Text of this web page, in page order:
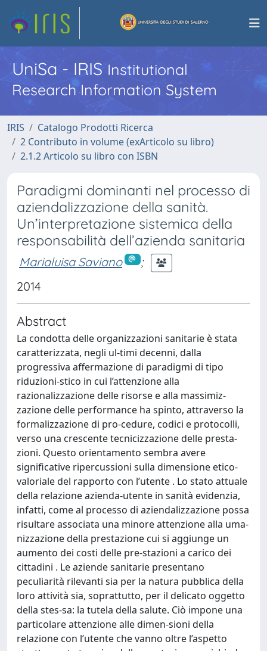
UniSa - IRISInstitutional
Research Information System
IRIS
Catalogo Prodotti Ricerca
2 Contributo in volume (exArticolo su libro)
2.1.2 Articolo su libro con ISBN
Paradigmi dominanti nel processo di
aziendalizzazione della sanità.
Un’interpretazione sistemica della
responsabilità dell’azienda sanitaria
Marialuisa Saviano
;
2014
Abstract
La condotta delle organizzazioni sanitarie è stata
caratterizzata, negli ul-timi decenni, dalla
progressiva affermazione di paradigmi di tipo
riduzioni-stico in cui l’attenzione alla
razionalizzazione delle risorse e alla massimiz-
zazione delle performance ha spinto, attraverso la
formalizzazione di pro-cedure, codici e protocolli,
verso una crescente tecnicizzazione delle presta-
zioni. Questo orientamento sembra avere
significative ripercussioni sulla dimensione etico-
valoriale del rapporto con l’utente . Lo stato attuale
della relazione azienda-utente in sanità evidenzia,
infatti, come al processo di aziendalizzazione possa
risultare associata una minore attenzione alla uma-
nizzazione della prestazione cui si aggiunge un
aumento dei costi delle pre-stazioni a carico dei
cittadini . Le aziende sanitarie presentano
peculiarità rilevanti sia per la natura pubblica della
loro attività sia, soprattutto, per il delicato oggetto
della stes-sa: la tutela della salute. Ciò impone una
particolare attenzione alle dimen-sioni della
relazione con l’utente che vanno oltre l’aspetto